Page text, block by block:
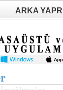
ARKA